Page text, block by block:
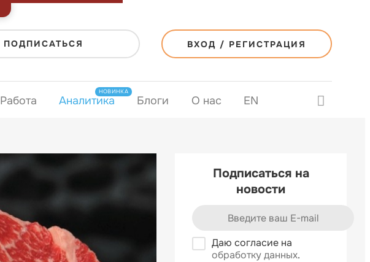
ПОДПИСАТЬСЯ ВХОД / РЕГИСТРАЦИЯ
Работа Аналитика
НОВИНКА
Блоги О нас EN
Подписаться на
новости
Даю согласие на
обработку данных.